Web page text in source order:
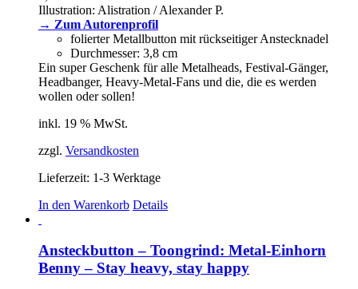
Illustration: Alistration / Alexander P.
→ Zum Autorenprofil
folierter Metallbutton mit rückseitiger Anstecknadel
Durchmesser: 3,8 cm
Ein super Geschenk für alle Metalheads, Festival-Gänger,
Headbanger, Heavy-Metal-Fans und die, die es werden
wollen oder sollen!
inkl. 19 % MwSt.
zzgl. Versandkosten
Lieferzeit: 1-3 Werktage
In den Warenkorb Details
Ansteckbutton – Toongrind: Metal-Einhorn
Benny – Stay heavy, stay happy